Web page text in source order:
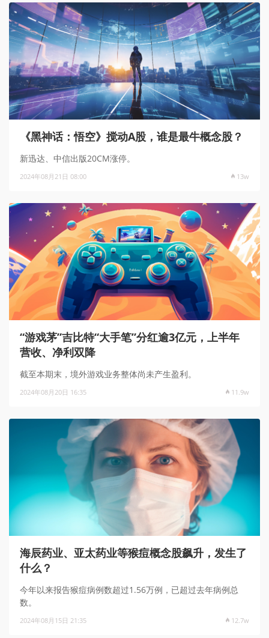
《黑神话：悟空》搅动A股，谁是最牛概念股？
新迅达、中信出版20CM涨停。
2024年08月21日 08:00 13w
“游戏茅”吉比特“大手笔”分红逾3亿元，上半年
营收、净利双降
截至本期末，境外游戏业务整体尚未产生盈利。
2024年08月20日 16:35 11.9w
海辰药业、亚太药业等猴痘概念股飙升，发生了
什么？
今年以来报告猴痘病例数超过1.56万例，已超过去年病例总
数。
2024年08月15日 21:35 12.7w